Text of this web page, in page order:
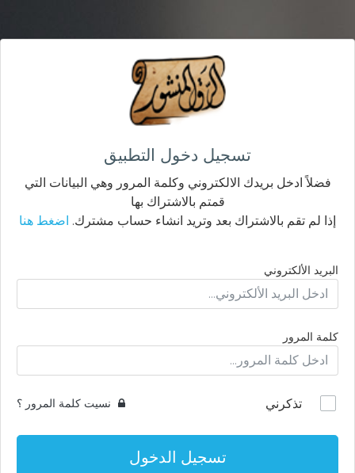
تسجيل دخول التطبيق
فضلاً ادخل بريدك الالكتروني وكلمة المرور وهي البيانات التي
قمتم بالاشتراك بها
إذا لم تقم بالاشتراك بعد وتريد انشاء حساب مشترك. اضغط هنا
البريد الألكتروني
كلمة المرور
تذكرني نسيت كلمة المرور ؟
تسجيل الدخول